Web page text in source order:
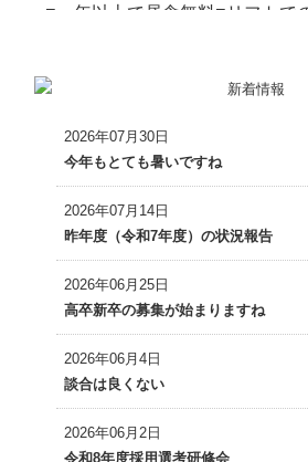
2026年07月30日
今年もとても暑いですね
2026年07月14日
昨年度（令和7年度）の状況報告
2026年06月25日
高卒新卒の募集が始まりますね
2026年06月4日
談合は良くない
2026年06月2日
令和8年度採用選考研修会